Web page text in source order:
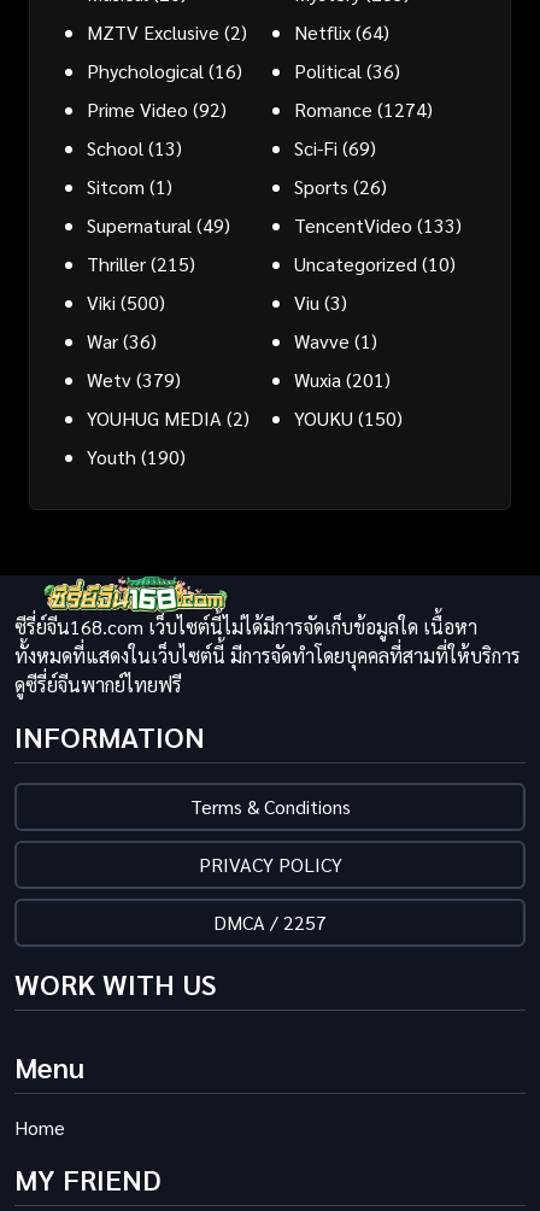
MZTV Exclusive (2) Netflix(64)
Phychological (16) Political (36)
Prime Video (92) Romance (1274)
School (13) Sci-Fi (69)
Sitcom (1) Sports (26)
Supernatural (49) TencentVideo (133)
Thriller(215) Uncategorized (10)
Viki (500) Viu (3)
War(36) Wavve (1)
Wetv(379) Wuxia (201)
YOUHUG MEDIA (2) YOUKU (150)
Youth (190)
ซีรี่ย์จีน168.com เว็บไซต์นี้ไม่ได้มีการจัดเก็บข้อมูลใด เนื้อหา
ทั้งหมดที่แสดงในเว็บไซต์นี้ มีการจัดทำโดยบุคคลที่สามที่ให้บริการ
ดูซีรี่ย์จีนพากย์ไทยฟรี
INFORMATION
Terms & Conditions
PRIVACY POLICY
DMCA / 2257
WORK WITH US
Menu
Home
MY FRIEND